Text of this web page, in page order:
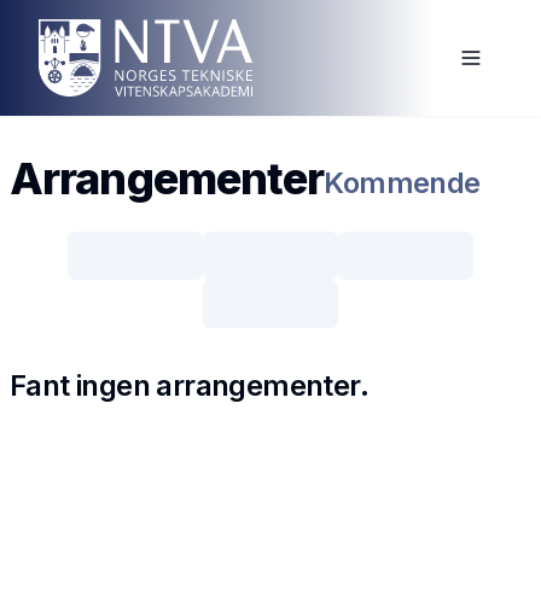
ArrangementerKommende
Fant ingen arrangementer.